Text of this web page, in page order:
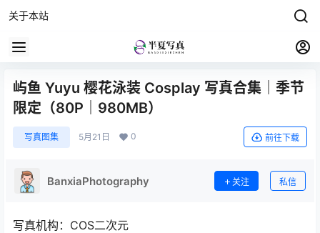
关于本站
屿鱼 Yuyu 樱花泳装 Cosplay 写真合集｜季节
限定（80P｜980MB）
写真图集 5月21日 0 前往下载
BanxiaPhotography 关注 私信
写真机构：COS二次元